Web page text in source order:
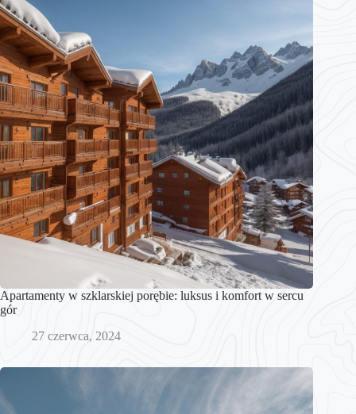
Apartamenty w szklarskiej porębie: luksus i komfort w sercu
gór
27 czerwca, 2024